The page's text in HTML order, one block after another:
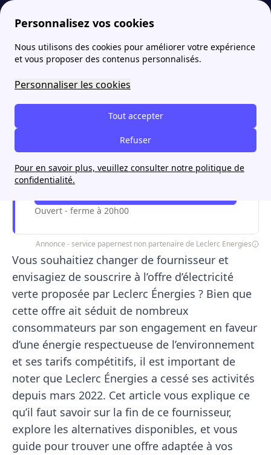
Personnalisez vos cookies
Nous utilisons des cookies pour améliorer votre expérience
et vous proposer des contenus personnalisés.
Personnaliser les cookies
Tout accepter
Refuser
Pour en savoir plus, veuillez consulter notre politique de
confidentialité.
papernest Leclerc Énergies Comment souscrire Energies E. Leclerc ?
Comment souscrire
Energies E. Leclerc ?
Je souscris de l'énergie moins chère
avec papernest
Ouvert - ferme à 20h00
Annonce - service papernest non partenaire de Leclerc Energies
Vous souhaitiez changer de fournisseur et
envisagiez de souscrire à l’offre d’électricité
verte proposée par Leclerc Énergies ? Bien que
cette offre ait séduit de nombreux
consommateurs par son engagement en faveur
d’une énergie respectueuse de l’environnement
et ses tarifs compétitifs, il est important de
noter que Leclerc Énergies a cessé ses activités
depuis mars 2022. Cet article vous explique ce
qu’il faut savoir sur la fin de ce fournisseur,
explore les alternatives disponibles, et vous
guide pour trouver une offre adaptée à vos